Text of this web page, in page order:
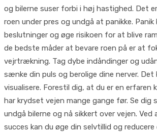
og bilerne suser forbi i høj hastighed. Det
roen under pres og undgå at panikke.
beslutninger og øge risikoen for at blive
de bedste måder at bevare roen på er at
vejrtrækning. Tag dybe indåndinger og
sænke din puls og berolige dine nerver.
visualisere. Forestil dig, at du er en erfaren
har krydset vejen mange gange før. Se dig
undgå bilerne og nå sikkert over vejen. Ved
succes kan du øge din selvtillid og